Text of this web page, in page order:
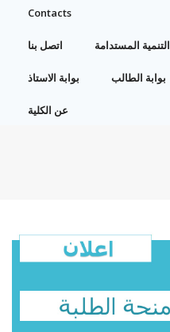
Contacts
اتصل بنا التنمية المستدامة
بوابة الاستاذ بوابة الطالب
عن الكلية